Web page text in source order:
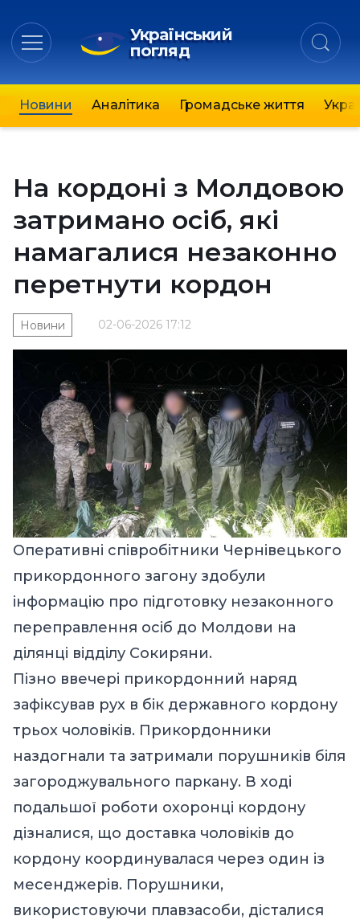
Український
погляд
Новини Аналітика Громадське життя
На кордоні з Молдовою
затримано осіб, які
намагалися незаконно
перетнути кордон
02-06-2026 17:12
Новини
Оперативні співробітники Чернівецького
прикордонного загону здобули
інформацію про підготовку незаконного
переправлення осіб до Молдови на
ділянці відділу Сокиряни.
Пізно ввечері прикордонний наряд
зафіксував рух в бік державного кордону
трьох чоловіків. Прикордонники
наздогнали та затримали порушників біля
загороджувального паркану. В ході
подальшої роботи охоронці кордону
дізналися, що доставка чоловіків до
кордону координувалася через один із
месенджерів. Порушники,
використовуючи плавзасоби, дісталися